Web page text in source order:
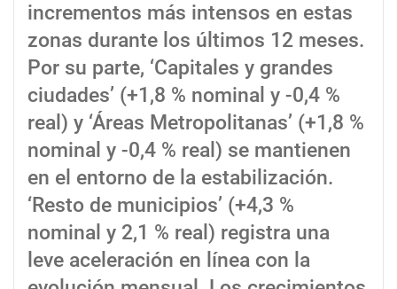
incrementos más intensos en estas
zonas durante los últimos 12 meses.
Por su parte, ‘Capitales y grandes
ciudades’ (+1,8 % nominal y -0,4 %
real) y ‘Áreas Metropolitanas’ (+1,8 %
nominal y -0,4 % real) se mantienen
en el entorno de la estabilización.
‘Resto de municipios’ (+4,3 %
nominal y 2,1 % real) registra una
leve aceleración en línea con la